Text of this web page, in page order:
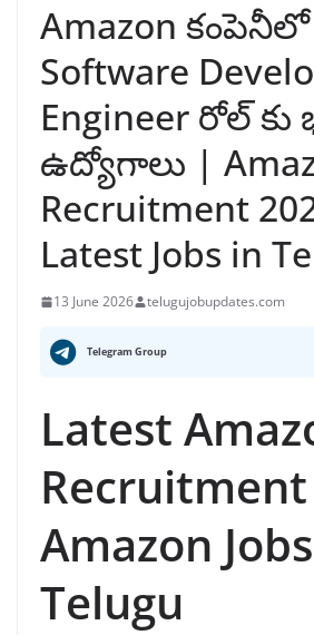
Amazon కంపెనీలో
Software
Engineer రోల్
ఉద్యోగాలు |
Recruitment
Latest Jobs in
13 June 2026 telugujobupdates.com
Telegram Group
Latest
Amazon
Telugu